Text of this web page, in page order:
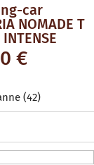
car
NOMADE T
€
(42)